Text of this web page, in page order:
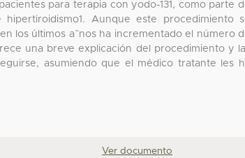
para terapia con yodo-131, como parte
Aunque este procedimiento
los últimos a˜nos ha incrementado el número
una breve explicación del procedimiento y
asumiendo que el médico tratante les
Ver documento